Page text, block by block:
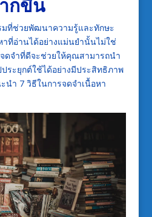
กขึ้น
มที่ช่วยพัฒนาความรู้และทักษะ
าที่อ่านได้อย่างแม่นยำนั้นไม่ใช่
จดจำที่ดีจะช่วยให้คุณสามารถนำ
ระยุกต์ใช้ได้อย่างมีประสิทธิภาพ
นำ 7 วิธีในการจดจำเนื้อหา